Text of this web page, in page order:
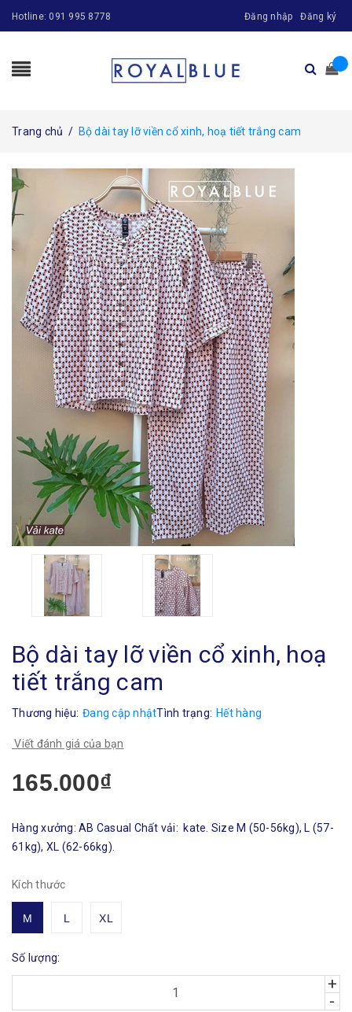
Hotline: 091 995 8778 Đăng nhập Đăng ký
Trang chủ / Bộ dài tay lỡ viền cổ xinh, hoạ tiết trắng cam
Bộ dài tay lỡ viền cổ xinh, hoạ
tiết trắng cam
Thương hiệu: Đang cập nhậtTình trạng: Hết hàng
Viết đánh giá của bạn
165.000₫
Hàng xưởng: AB Casual Chất vải: kate. Size M (50-56kg), L (57-
61kg), XL (62-66kg).
Kích thước
M L XL
Số lượng:
+
-